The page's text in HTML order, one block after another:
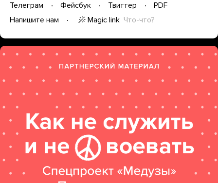
Телеграм Фейсбук Твиттер
PDF
Напишите нам
Magic link Что-что?